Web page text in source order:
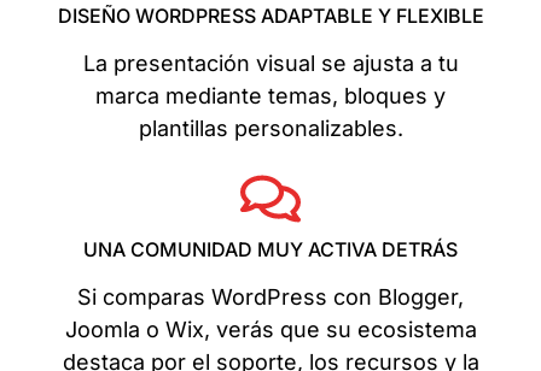
DISEÑO WORDPRESS ADAPTABLE Y FLEXIBLE
La presentación visual se ajusta a tu
marca mediante temas, bloques y
plantillas personalizables.
UNA COMUNIDAD MUY ACTIVA DETRÁS
Si comparas WordPress con Blogger,
Joomla o Wix, verás que su ecosistema
destaca por el soporte, los recursos y la